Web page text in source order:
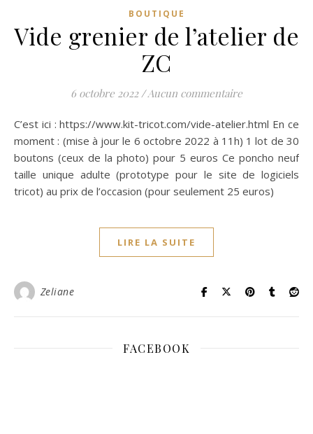
BOUTIQUE
Vide grenier de l’atelier de
ZC
6 octobre 2022 / Aucun commentaire
C’est ici : https://www.kit-tricot.com/vide-atelier.html En ce
moment : (mise à jour le 6 octobre 2022 à 11h) 1 lot de 30
boutons (ceux de la photo) pour 5 euros Ce poncho neuf
taille unique adulte (prototype pour le site de logiciels
tricot) au prix de l’occasion (pour seulement 25 euros)
LIRE LA SUITE
Zeliane
FACEBOOK